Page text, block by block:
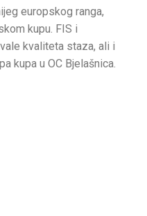
europskog ranga,
kupu. FIS i
kvaliteta staza, ali i
kupa u OC Bjelašnica.